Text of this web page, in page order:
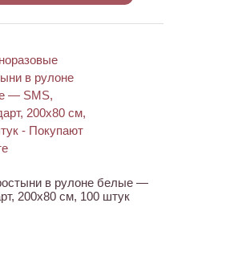
в рулоне белые —
200х80 см, 100 штук